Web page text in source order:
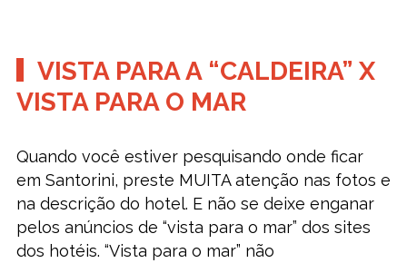
VISTA PARA A “CALDEIRA” X
VISTA PARA O MAR
Quando você estiver pesquisando onde ficar
em Santorini, preste MUITA atenção nas fotos e
na descrição do hotel. E não se deixe enganar
pelos anúncios de “vista para o mar” dos sites
dos hotéis. “Vista para o mar” não